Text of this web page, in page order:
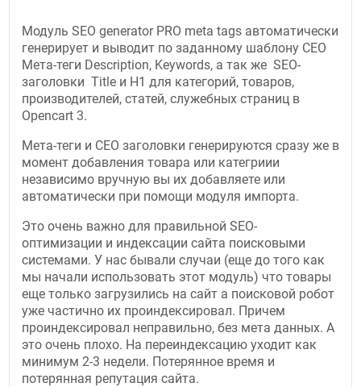
Модуль SEO generator PRO meta tags автоматически
генерирует и выводит по заданному шаблону СЕО
Мета-теги Description, Keywords, а так же SEO-
заголовки Title и H1 для категорий, товаров,
производителей, статей, служебных страниц в
Opencart 3.
Мета-теги и СЕО заголовки генерируются сразу же в
момент добавления товара или категриии
независимо вручную вы их добавляете или
автоматически при помощи модуля импорта.
Это очень важно для правильной SEO-
оптимизации и индексации сайта поисковыми
системами. У нас бывали случаи (еще до того как
мы начали использовать этот модуль) что товары
еще только загрузились на сайт а поисковой робот
уже частично их проиндексировал. Причем
проиндексировал неправильно, без мета данных. А
это очень плохо. На переиндексацию уходит как
минимум 2-3 недели. Потерянное время и
потерянная репутация сайта.